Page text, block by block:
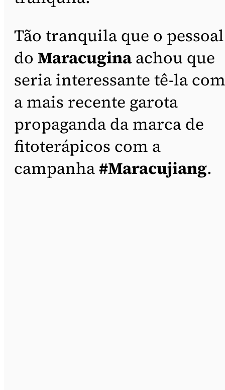
Tão tranquila que o pessoal
do Maracuginaachou que
seria interessante tê-la
a mais recente garota
propaganda da marca de
fitoterápicos com a
campanha#Maracujiang.